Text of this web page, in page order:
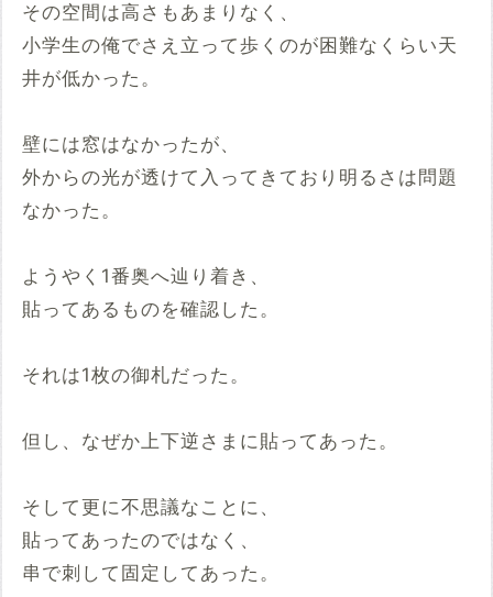
その空間は高さもあまりなく、
小学生の俺でさえ立って歩くのが困難なくらい天
井が低かった。
壁には窓はなかったが、
外からの光が透けて入ってきており明るさは問題
なかった。
ようやく1番奥へ辿り着き、
貼ってあるものを確認した。
それは1枚の御札だった。
但し、なぜか上下逆さまに貼ってあった。
そして更に不思議なことに、
貼ってあったのではなく、
串で刺して固定してあった。